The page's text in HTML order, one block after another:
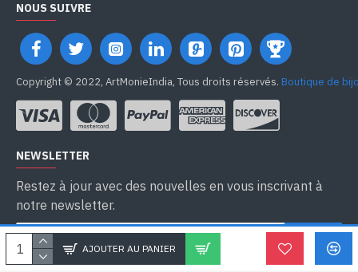
AJOUTER AU PANIER
NOUS SUIVRE
Copyright © 2022, ArtMonieIndia, Tous droits réservés. Boutique de
NEWSLETTER
Restez à jour avec des nouvelles en vous inscrivant à
notre newsletter.